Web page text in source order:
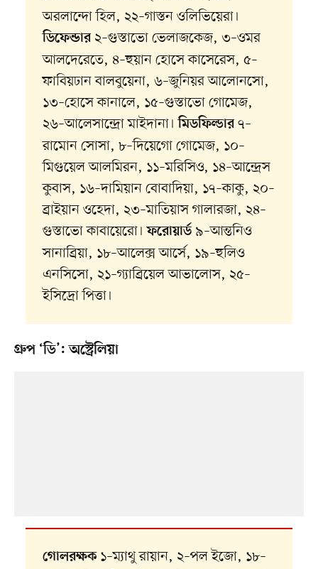
অরলান্দো হিল, ২২–গাস্তন ওলিভিয়েরা।
ডিফেন্ডার২–গুস্তাভো ভেলাজকেজ, ৩–ওমর
আলদেরেতে, ৪–হুয়ান হোসে কাসেরেস, ৫–
ফাবিয়ঢান বালবুয়েনা, ৬–জুনিয়র আলোনসো,
১৩–হোসে কানালে, ১৫–গুস্তাভো গোমেজ,
২৬–আলেসান্দ্রো মাইদানা।মিডফিল্ডার৭–
রামোন সোসা, ৮–দিয়েগো গোমেজ, ১০–
মিগুয়েল আলমিরন, ১১–মরিসিও, ১৪–আন্দ্রেস
কুবাস, ১৬–দামিয়ান বোবাদিয়া, ১৭–কাকু, ২০–
ব্রাইয়ান ওহেদা, ২৩–মাতিয়াস গালারজা, ২৪–
গুস্তাভো কাবায়েরো।ফরোয়ার্ড৯–আন্তনিও
সানাব্রিয়া, ১৮–আলেক্স আর্সে, ১৯–হুলিও
এনসিসো, ২১–গ্যাব্রিয়েল আভালোস, ২৫–
ইসিদ্রো পিত্তা।
গ্রুপ ‘ডি’: অস্ট্রেলিয়া
গোলরক্ষক১–ম্যাথু রায়ান, ২–পল ইজো, ১৮–